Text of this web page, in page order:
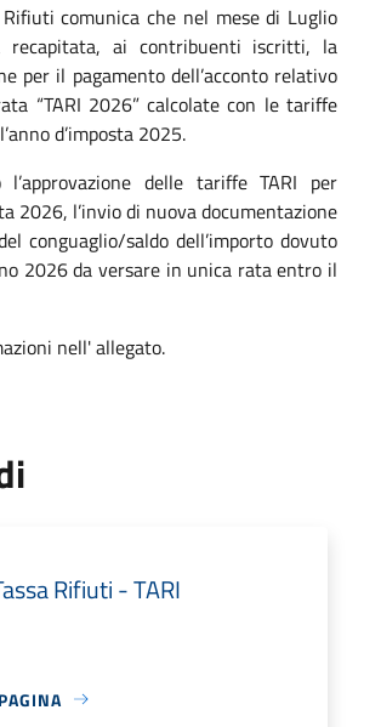
Rifiuti comunica che nel mese di Luglio
ai contribuenti iscritti, la
per il pagamento dell’acconto relativo
“TARI 2026” calcolate con le tariffe
d’imposta 2025.
l’approvazione delle tariffe TARI per
2026, l’invio di nuova documentazione
conguaglio/saldo dell’importo dovuto
2026 da versare in unica rata entro il
nell' allegato.
Rifiuti - TARI